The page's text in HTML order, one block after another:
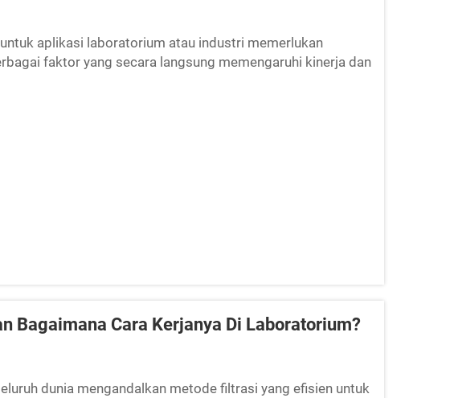
aplikasi laboratorium atau industri memerlukan
faktor yang secara langsung memengaruhi kinerja dan
komponen penting dalam proses utama...
Bagaimana Cara Kerjanya Di Laboratorium?
dunia mengandalkan metode filtrasi yang efisien untuk